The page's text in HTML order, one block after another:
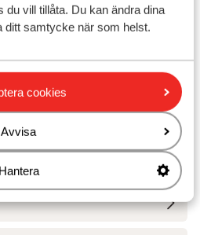
du vill tillåta. Du kan ändra dina
ditt samtycke när som helst.
cookies
Avvisa
Hantera
& Spa Hotel